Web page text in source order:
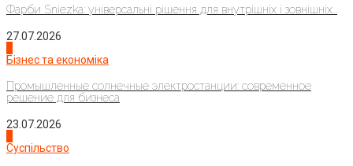
Фарби Sniezka: універсальні рішення для внутрішніх і зовнішніх...
27.07.2026
Бізнес та економіка
Промышленные солнечные электростанции: современное
решение для бизнеса
23.07.2026
Суспільство